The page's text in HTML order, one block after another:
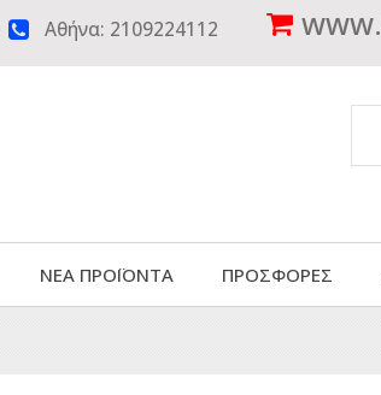
 Αθήνα: 2109224112 www.
ΝΕΑ ΠΡΟΪΟΝΤΑ ΠΡΟΣΦΟΡΕΣ